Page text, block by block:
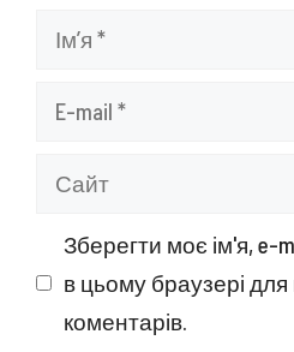
Ім’я
Сайт
Зберегти моє ім'я, e-
в цьому браузері
коментарів.